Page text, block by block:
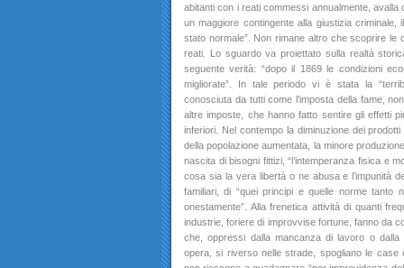
abitanti con i reati commessi annualmente, avalla
un maggiore contingente alla giustizia criminale,
stato normale”. Non rimane altro che scoprire le
reati. Lo sguardo va proiettato sulla realtà
seguente verità: “dopo il 1869 le condizioni
migliorate”. In tale periodo vi è stata la
conosciuta da tutti come l’imposta della fame,
altre imposte, che hanno fatto sentire gli effetti
inferiori. Nel contempo la diminuzione dei
della popolazione aumentata, la minore
nascita di bisogni fittizi, “l’intemperanza fisica e
cosa sia la vera libertà o ne abusa e l’impunità
familiari, di “quei principi e quelle norme tanto
onestamente”. Alla frenetica attività di quanti
industrie, foriere di improvvise fortune, fanno da
che, oppressi dalla mancanza di lavoro o dalla
opera, si riverso nelle strade, spogliano le case